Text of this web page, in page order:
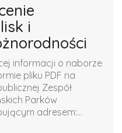
i
informacji o naborze
pliku PDF na
Zespół
Parków
adresem:...